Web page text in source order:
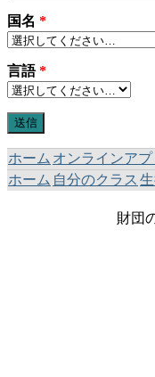
国名 *
言語*
ホーム オンラインアプ
ホーム 自分のクラス
財団